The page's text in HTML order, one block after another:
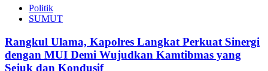
Politik
SUMUT
Rangkul Ulama, Kapolres Langkat Perkuat Sinergi
dengan MUI Demi Wujudkan Kamtibmas yang
Sejuk dan Kondusif